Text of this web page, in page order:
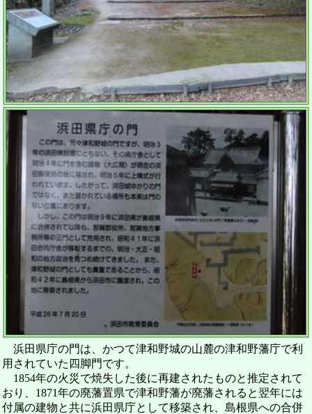
浜田県庁の門は、かつて津和野城の山麓の津和野藩庁で利
用されていた四脚門です。
1854年の火災で焼失した後に再建されたものと推定されて
おり、1871年の廃藩置県で津和野藩が廃藩されると翌年には
付属の建物と共に浜田県庁として移築され、島根県への合併